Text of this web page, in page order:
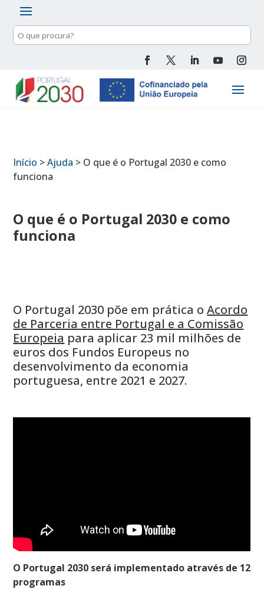
Pesquisa
de
Início >Ajuda > O que é o Portugal 2030 e como
funciona
O que é o Portugal 2030 e como
funciona
O Portugal 2030 põe em prática oAcordo
de Parceria entre Portugal e a Comissão
Europeia para aplicar 23 mil milhões de
euros dos Fundos Europeus no
desenvolvimento da economia
portuguesa, entre 2021 e 2027.
O Portugal 2030 será implementado através de 12
programas